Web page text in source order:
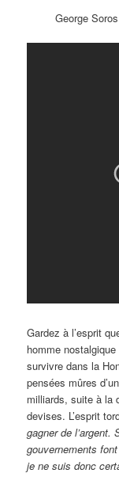
George
Gardez à l’esprit
homme
survivre dans la
pensées mûres
milliards, suite à la
devises. L’esprit
gagner de
gouvernements
je ne suis donc